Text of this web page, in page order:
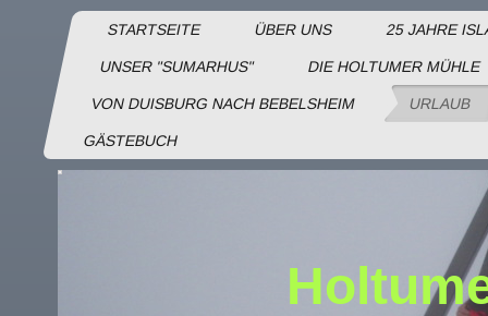
STARTSEITE ÜBER UNS 25 JAHRE
UNSER "SUMARHUS" DIE HOLTUMER MÜHLE
VON DUISBURG NACH BEBELSHEIM URLAUB
GÄSTEBUCH